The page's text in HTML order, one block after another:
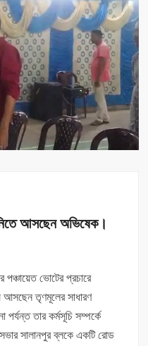
আসছেন অভিষেক।
পঞ্চায়েত ভোটের প্রচারে
আসছেন তৃণমূলের সাধারণ
তার কর্মসূচি সম্পর্কে
সভার সালানপুর ব্লকে একটি রোড